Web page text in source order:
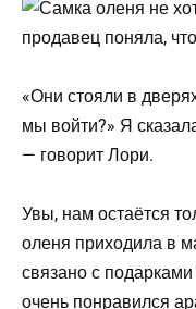
«Они стояли в
мы войти?» Я
— говорит Лори.
Увы, нам остаётся
оленя приходила в
связано с
очень понравился